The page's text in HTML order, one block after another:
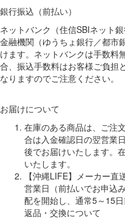
銀行振込（前払い）
ネットバンク（住信SBIネット
金融機関（ゆうちょ銀行／都市
けます。ネットバンクは手数料
合、振込手数料はお客様ご負担
なりますのでご注意ください。
お届けについて
在庫のある商品は、ご注
合は入金確認日の翌営業
後でお届けいたします。
いたします。
【沖縄LIFE】メーカー
営業日（前払いでお申込
配を開始し、通常5～15日
返品・交換について